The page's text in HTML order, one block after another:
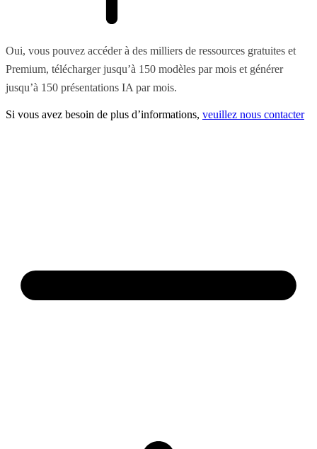
Oui, vous pouvez accéder à des milliers de ressources gratuites et
Premium, télécharger jusqu’à 150 modèles par mois et générer
jusqu’à 150 présentations IA par mois.
Si vous avez besoin de plus d’informations, veuillez nous contacter